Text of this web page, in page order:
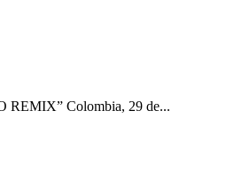
Colombia, 29 de...